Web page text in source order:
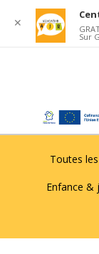
Toutes
Enfance &
✕
Sur